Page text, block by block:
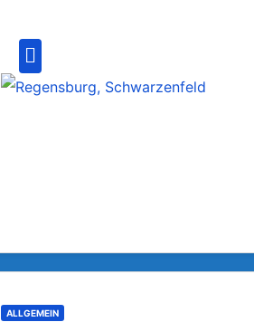
ALLGEMEIN